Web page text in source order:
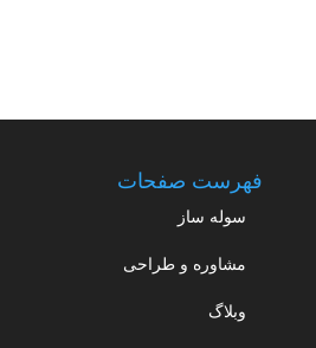
فهرست صفحات
سوله ساز
مشاوره و طراحی
وبلاگ